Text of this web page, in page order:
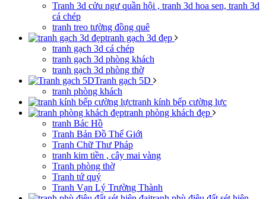
Tranh 3d cửu ngư quần hội , tranh 3d hoa sen, tranh 3d
cá chép
tranh treo tường đồng quê
tranh gạch 3d đẹp
tranh gạch 3d cá chép
tranh gạch 3d phòng khách
tranh gạch 3d phòng thờ
Tranh gạch 5D
tranh phòng khách
tranh kính bếp cường lực
tranh phòng khách đẹp
tranh Bác Hồ
Tranh Bản Đồ Thế Giới
Tranh Chữ Thư Pháp
tranh kim tiền , cây mai vàng
Tranh phòng thờ
Tranh tứ quý
Tranh Vạn Lý Trường Thành